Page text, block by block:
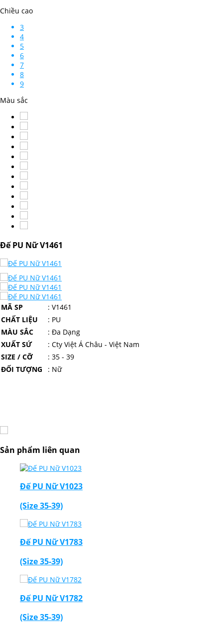
Chiều cao
3
4
5
6
7
8
9
Màu sắc
Đế PU Nữ V1461
MÃ SP
: V1461
CHẤT LIỆU
: PU
MÀU SẮC
: Đa Dạng
XUẤT SỨ
: Cty Việt Á Châu - Việt Nam
SIZE / CỠ
: 35 - 39
ĐỐI TƯỢNG
: Nữ
Sản phẩm liên quan
Đế PU Nữ V1023
(Size 35-39)
Đế PU Nữ V1783
(Size 35-39)
Đế PU Nữ V1782
(Size 35-39)